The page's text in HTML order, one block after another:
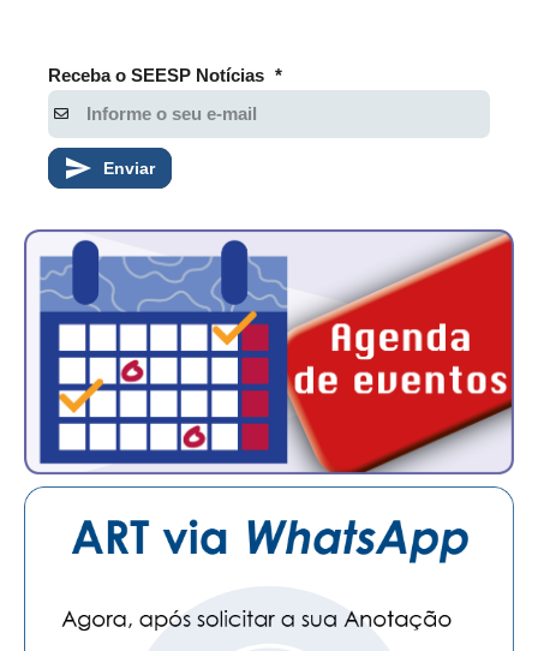
Receba o SEESP Notícias *
Enviar